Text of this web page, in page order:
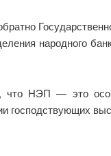
народного
НЭП — это
господствующих